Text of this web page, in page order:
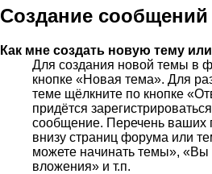
Создание сообщений
Как мне создать новую тему
Для создания новой темы в
кнопке «Новая тема». Для
теме щёлкните по кнопке
придётся
сообщение. Перечень ваших
внизу страниц форума или
можете начинать темы», «Вы
вложения» и т.п.